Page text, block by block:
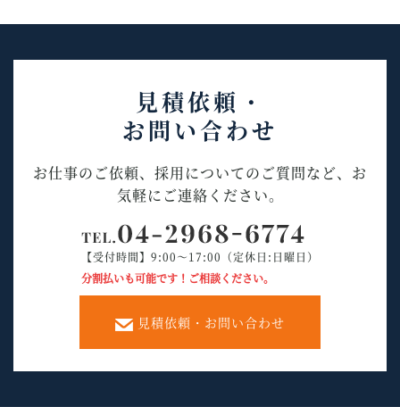
見積依頼・
お問い合わせ
お仕事のご依頼、採用についてのご質問など、お
気軽にご連絡ください。
【受付時間】9:00～17:00（定休日:日曜日）
分割払いも可能です！ご相談ください。
見積依頼・お問い合わせ